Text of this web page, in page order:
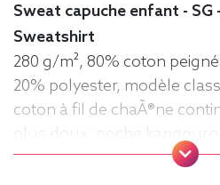
Sweat capuche enfant - SG
Sweatshirt
280 g/m², 80% coton
20% polyester, modèle
coton à fil de chaÃ®ne
plus doux, poche
cordon de serrage sur les